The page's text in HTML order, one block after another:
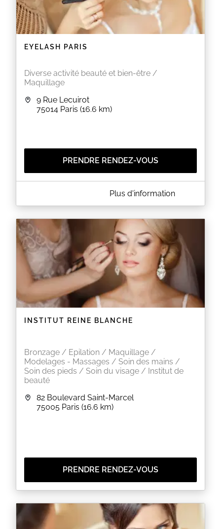
EYELASH PARIS
Diverse activité beauté et bien-être /
Maquillage
9 Rue Lecuirot
75014 Paris (16.6 km)
PRENDRE RENDEZ-VOUS
A PROPOS DE EYELASH PARIS
Bienvenue chez Eyelash Paris,
Dans notre institut, vous aurez la chance de
retrouver les meilleures techniciennes de Paris
autour du regard.
Venez sublimer vos Cils avec des extensions de cils
, rehaussement de Cils
ou encore sculptez vos sourcils avec le
microblading.
N'hésitez pas à me contacter par SMS pour avoir
des informations supplémentaires, ou si vous ne
trouvez pas de créneaux adaptés à vos besoins.
Plus d'information
INSTITUT REINE BLANCHE
Bronzage / Epilation / Maquillage /
Modelages - Massages / Soin des mains /
Soin des pieds / Soin du visage / Institut de
beauté
82 Boulevard Saint-Marcel
75005 Paris (16.6 km)
PRENDRE RENDEZ-VOUS